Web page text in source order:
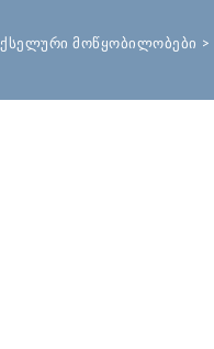
ქსელური მოწყობილობები >